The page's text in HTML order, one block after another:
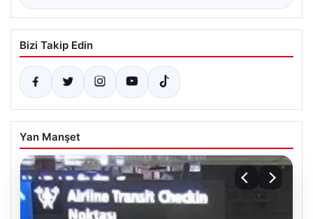
Bizi Takip Edin
Yan Manşet